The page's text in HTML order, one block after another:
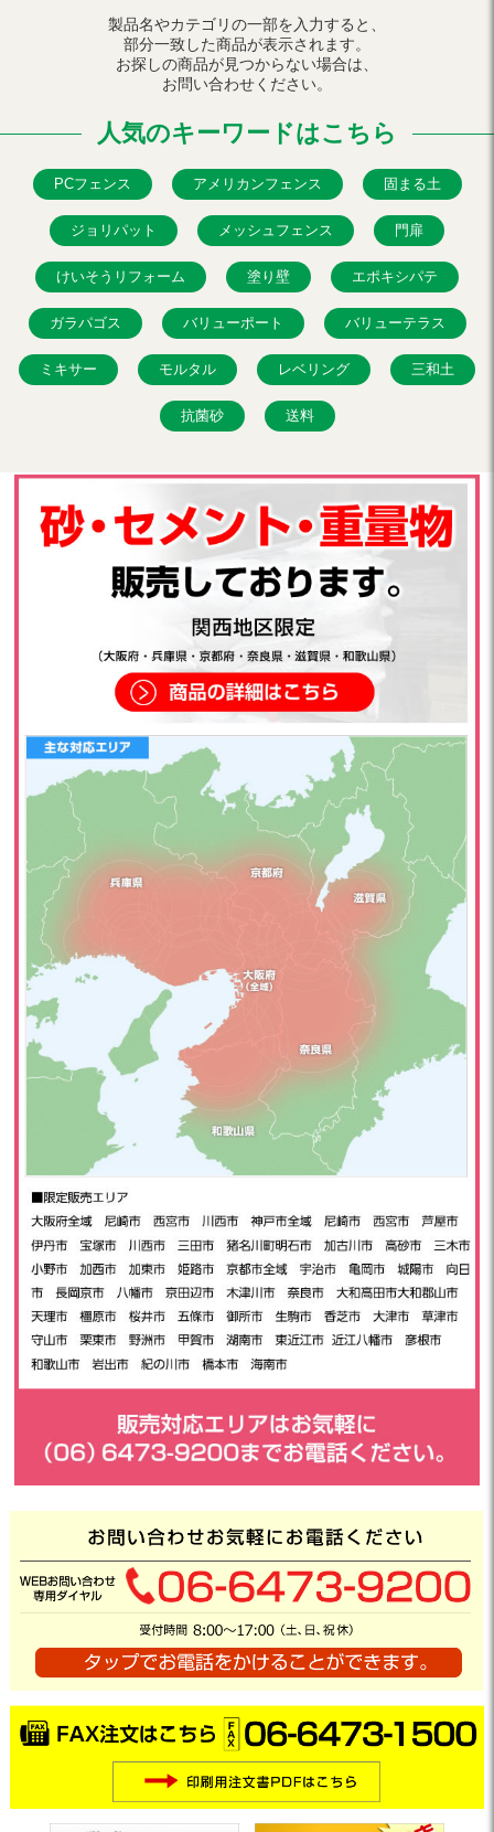
製品名やカテゴリの一部を入力すると、
部分一致した商品が表示されます。
お探しの商品が見つからない場合は、
お問い合わせください。
人気のキーワードはこちら
PCフェンス アメリカンフェンス 固まる土
ジョリパット メッシュフェンス 門扉
けいそうリフォーム 塗り壁 エポキシパテ
ガラパゴス バリューポート バリューテラス
ミキサー モルタル レベリング 三和土
抗菌砂 送料